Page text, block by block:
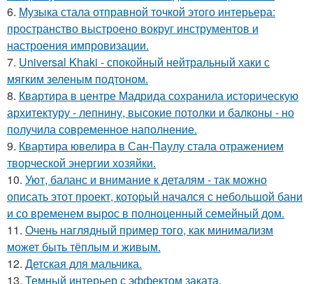
6. Музыка стала отправной точкой этого интерьера:
пространство выстроено вокруг инструментов и
настроения импровизации.
7. Universal Khaki - спокойный нейтральный хаки с
мягким зеленым подтоном.
8. Квартира в центре Мадрида сохранила историческую
архитектуру - лепнину, высокие потолки и балконы - но
получила современное наполнение.
9. Квартира ювелира в Сан-Паулу стала отражением
творческой энергии хозяйки.
10. Уют, баланс и внимание к деталям - так можно
описать этот проект, который начался с небольшой бани
и со временем вырос в полноценный семейный дом.
11. Очень наглядный пример того, как минимализм
может быть тёплым и живым.
12. Детская для мальчика.
13. Темный интерьер с эффектом заката.